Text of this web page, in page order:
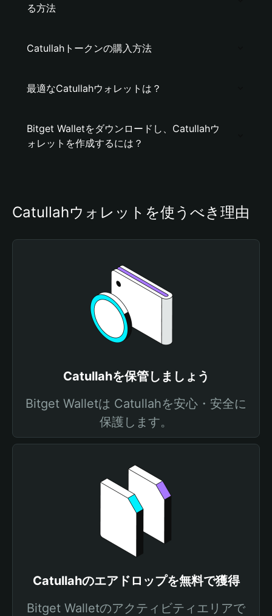
る方法
Catullahトークンの購入方法
最適なCatullahウォレットは？
Bitget Walletをダウンロードし、Catullahウ
ォレットを作成するには？
Catullahウォレットを使うべき理由
Catullahを保管しましょう
Bitget Walletは Catullahを安心・安全に
保護します。
Catullahのエアドロップを無料で獲得
Bitget Walletのアクティビティエリアで